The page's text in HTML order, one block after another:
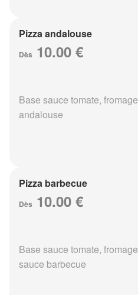
Pizza andalouse
Dès 10.00 €
Base sauce tomate,
andalouse
Pizza barbecue
Dès 10.00 €
Base sauce tomate,
sauce barbecue